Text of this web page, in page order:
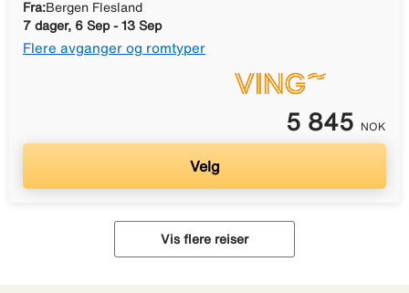
Fra:Bergen Flesland
7 dager, 6 Sep - 13 Sep
Flere avganger og romtyper
5 845 NOK
Velg
Vis flere reiser